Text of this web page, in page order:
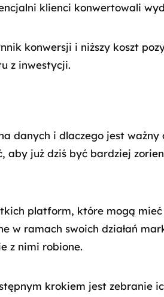
klienci konwertowali
konwersji i niższy koszt
z inwestycji.
danych i dlaczego jest ważny
aby już dziś być bardziej
platform, które mogą
w ramach swoich działań
z nimi robione.
krokiem jest zebranie